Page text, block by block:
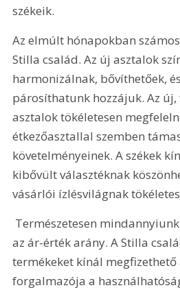
székeik.
Az elmúlt hónapokban
Stilla család. Az új asztalok
harmonizálnak, bővíthetőek,
párosíthatunk hozzájuk. Az
asztalok tökéletesen
étkezőasztallal szemben
követelményeinek. A székek
kibővült választéknak
vásárlói ízlésvilágnak
az ár-érték arány. A Stilla
termékeket kínál
forgalmazója a